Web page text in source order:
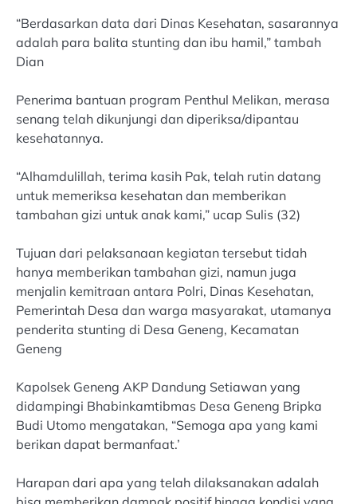
“Berdasarkan data dari Dinas Kesehatan, sasarannya
adalah para balita stunting dan ibu hamil,” tambah
Dian
Penerima bantuan program Penthul Melikan, merasa
senang telah dikunjungi dan diperiksa/dipantau
kesehatannya.
“Alhamdulillah, terima kasih Pak, telah rutin datang
untuk memeriksa kesehatan dan memberikan
tambahan gizi untuk anak kami,” ucap Sulis (32)
Tujuan dari pelaksanaan kegiatan tersebut tidah
hanya memberikan tambahan gizi, namun juga
menjalin kemitraan antara Polri, Dinas Kesehatan,
Pemerintah Desa dan warga masyarakat, utamanya
penderita stunting di Desa Geneng, Kecamatan
Geneng
Kapolsek Geneng AKP Dandung Setiawan yang
didampingi Bhabinkamtibmas Desa Geneng Bripka
Budi Utomo mengatakan, “Semoga apa yang kami
berikan dapat bermanfaat.’
Harapan dari apa yang telah dilaksanakan adalah